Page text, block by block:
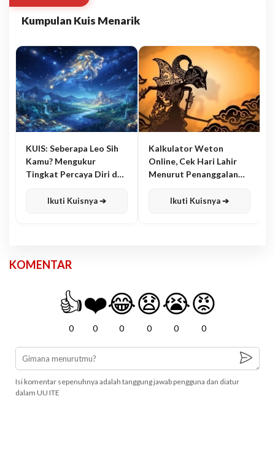
Kumpulan Kuis Menarik
KUIS: Seberapa Leo Sih
Kamu? Mengukur
Tingkat Percaya Diri dan
Ikuti Kuisnya ➔
Kalkulator Weton
Online, Cek Hari Lahir
Menurut Penanggalan
Ikuti Kuisnya ➔
KOMENTAR
👍
0
❤️
0
😂
0
😧
0
😭
0
😡
0
Isi komentar sepenuhnya adalah tanggung jawab pengguna dan diatur
dalam UU ITE